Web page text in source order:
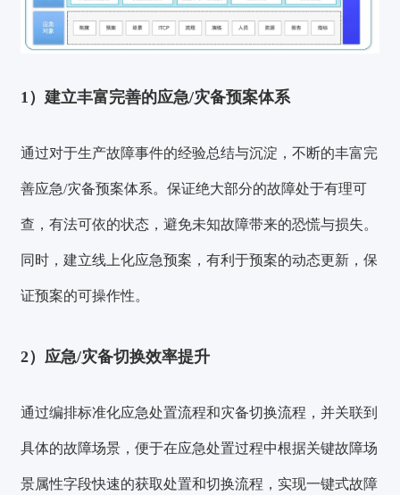
1）建立丰富完善的应急/灾备预案体系
通过对于生产故障事件的经验总结与沉淀，不断的丰富完
善应急/灾备预案体系。保证绝大部分的故障处于有理可
查，有法可依的状态，避免未知故障带来的恐慌与损失。
同时，建立线上化应急预案，有利于预案的动态更新，保
证预案的可操作性。
2）应急/灾备切换效率提升
通过编排标准化应急处置流程和灾备切换流程，并关联到
具体的故障场景，便于在应急处置过程中根据关键故障场
景属性字段快速的获取处置和切换流程，实现一键式故障